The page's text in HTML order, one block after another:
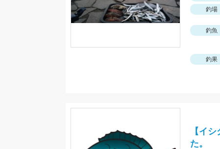
釣場
釣魚
釣果
【イ
た。